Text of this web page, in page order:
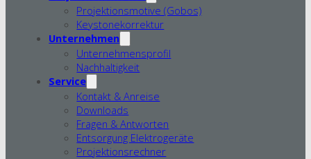
Projektionsmotive (Gobos)
Keystonekorrektur
Unternehmen
Unternehmensprofil
Nachhaltigkeit
Service
Kontakt & Anreise
Downloads
Fragen & Antworten
Entsorgung Elektrogeräte
Projektionsrechner